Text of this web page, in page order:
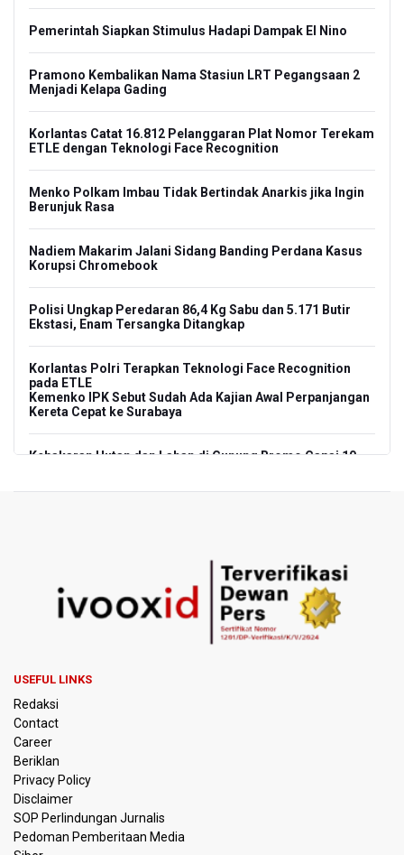
Pemerintah Siapkan Stimulus Hadapi Dampak El Nino
Pramono Kembalikan Nama Stasiun LRT Pegangsaan 2
Menjadi Kelapa Gading
Korlantas Catat 16.812 Pelanggaran Plat Nomor Terekam
ETLE dengan Teknologi Face Recognition
Menko Polkam Imbau Tidak Bertindak Anarkis jika Ingin
Berunjuk Rasa
Nadiem Makarim Jalani Sidang Banding Perdana Kasus
Korupsi Chromebook
Polisi Ungkap Peredaran 86,4 Kg Sabu dan 5.171 Butir
Ekstasi, Enam Tersangka Ditangkap
Korlantas Polri Terapkan Teknologi Face Recognition
pada ETLE
Kemenko IPK Sebut Sudah Ada Kajian Awal Perpanjangan
Kereta Cepat ke Surabaya
Kebakaran Hutan dan Lahan di Gunung Bromo Capai 10
BRIN Kaji Peluang Industri Panel Surya Generasi Baru
Dikembangkan di Indonesia
BKSDA Riau Sebut Seekor Gajah Binaan PLG Minas Mati
Integrasi Teknologi Tol Jelang Libur Nataru
Amnesty International Kecam Penggusuran Paksa Petani
di Luwu Timur, Desak Hentikan Kekerasan terhadap
Warga Berdalih PSN
Kebakaran Landa Blok Bantengan di Kawasan Taman
Nasional Bromo Tengger Semeru, Tiga Jalur Akses
Wisata Ditutup
USEFUL LINKS
Redaksi
Contact
Career
Beriklan
Privacy Policy
Disclaimer
SOP Perlindungan Jurnalis
Pedoman Pemberitaan Media